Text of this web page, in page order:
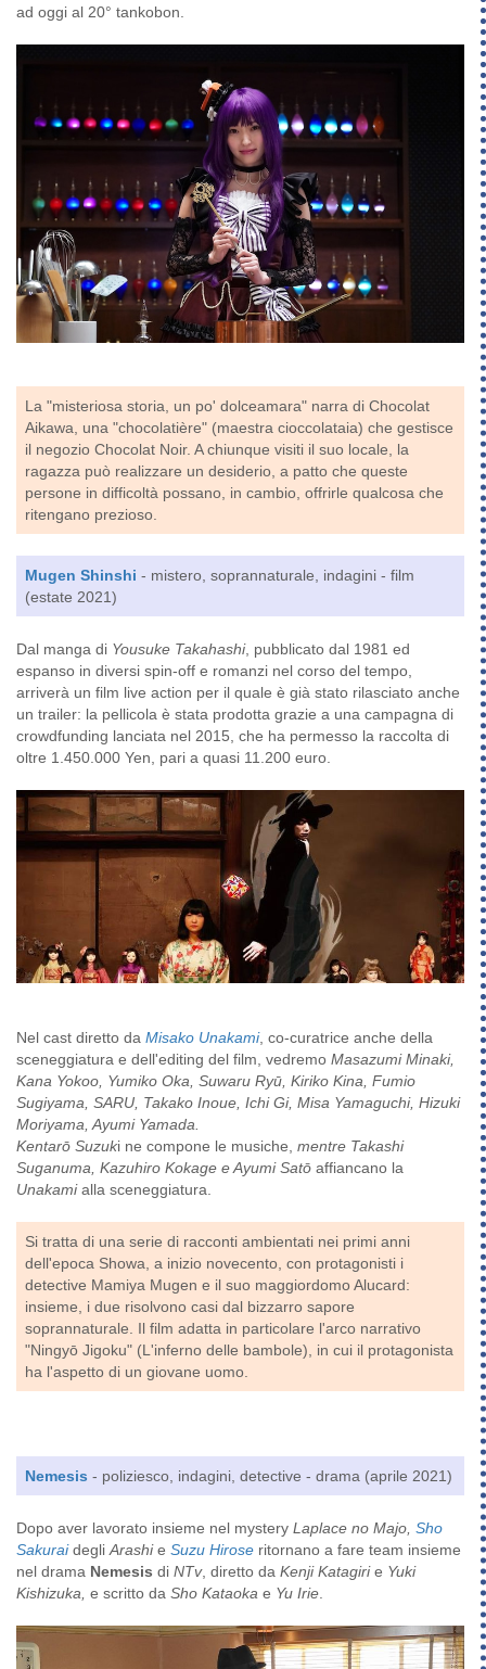
ad oggi al 20° tankobon.
La "misteriosa storia, un po' dolceamara" narra di Chocolat
Aikawa, una "chocolatière" (maestra cioccolataia) che gestisce
il negozio Chocolat Noir. A chiunque visiti il suo locale, la
ragazza può realizzare un desiderio, a patto che queste
persone in difficoltà possano, in cambio, offrirle qualcosa che
ritengano prezioso.
Mugen Shinshi - mistero, soprannaturale, indagini - film
(estate 2021)
Dal manga di Yousuke Takahashi, pubblicato dal 1981 ed
espanso in diversi spin-off e romanzi nel corso del tempo,
arriverà un film live action per il quale è già stato rilasciato anche
un trailer: la pellicola è stata prodotta grazie a una campagna di
crowdfunding lanciata nel 2015, che ha permesso la raccolta di
oltre 1.450.000 Yen, pari a quasi 11.200 euro.
Nel cast diretto da Misako Unakami, co-curatrice anche della
sceneggiatura e dell'editing del film, vedremo Masazumi Minaki,
Kana Yokoo, Yumiko Oka, Suwaru Ryū, Kiriko Kina, Fumio
Sugiyama, SARU, Takako Inoue, Ichi Gi, Misa Yamaguchi, Hizuki
Moriyama, Ayumi Yamada.
Kentarō Suzuki ne compone le musiche, mentre Takashi
Suganuma, Kazuhiro Kokage e Ayumi Satō affiancano la
Unakamialla sceneggiatura.
Si tratta di una serie di racconti ambientati nei primi anni
dell'epoca Showa, a inizio novecento, con protagonisti i
detective Mamiya Mugen e il suo maggiordomo Alucard:
insieme, i due risolvono casi dal bizzarro sapore
soprannaturale. Il film adatta in particolare l'arco narrativo
"Ningyō Jigoku" (L'inferno delle bambole), in cui il protagonista
ha l'aspetto di un giovane uomo.
Nemesis - poliziesco, indagini, detective - drama (aprile 2021)
Dopo aver lavorato insieme nel mystery Laplace no Majo, Sho
Sakurai degliArashie Suzu Hirose ritornano a fare team insieme
nel drama Nemesis di NTv, diretto da Kenji Katagirie Yuki
Kishizuka, e scritto da Sho Kataoka e Yu Irie.